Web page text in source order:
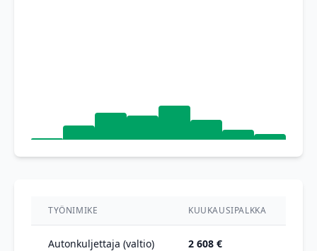
TYÖNIMIKE KUUKAUSIPALKKA
Autonkuljettaja (valtio) 2 608 €